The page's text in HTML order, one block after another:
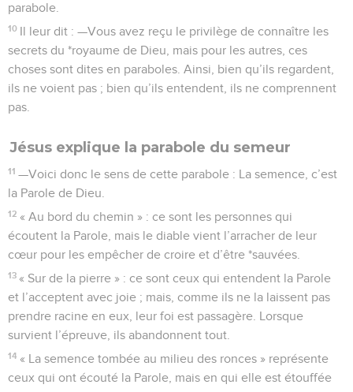
parabole.
10 Il leur dit : —Vous avez reçu le privilège de connaître les
secrets du *royaume de Dieu, mais pour les autres, ces
choses sont dites en paraboles. Ainsi, bien qu’ils regardent,
ils ne voient pas ; bien qu’ils entendent, ils ne comprennent
pas.
Jésus explique la parabole du semeur
11 —Voici donc le sens de cette parabole : La semence, c’est
la Parole de Dieu.
12 « Au bord du chemin » : ce sont les personnes qui
écoutent la Parole, mais le diable vient l’arracher de leur
cœur pour les empêcher de croire et d’être *sauvées.
13 « Sur de la pierre » : ce sont ceux qui entendent la Parole
et l’acceptent avec joie ; mais, comme ils ne la laissent pas
prendre racine en eux, leur foi est passagère. Lorsque
survient l’épreuve, ils abandonnent tout.
14 « La semence tombée au milieu des ronces » représente
ceux qui ont écouté la Parole, mais en qui elle est étouffée